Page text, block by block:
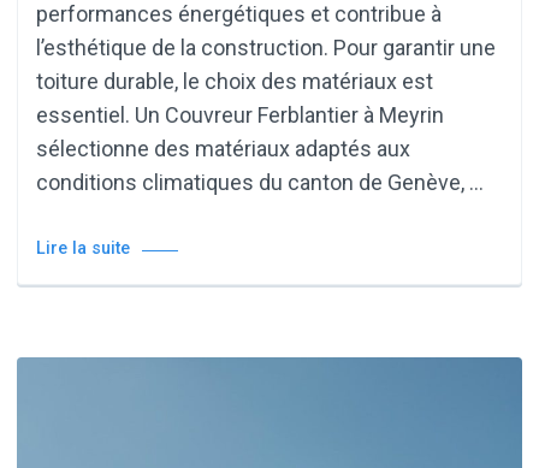
performances énergétiques et contribue à
l’esthétique de la construction. Pour garantir une
toiture durable, le choix des matériaux est
essentiel. Un Couvreur Ferblantier à Meyrin
sélectionne des matériaux adaptés aux
conditions climatiques du canton de Genève, …
Lire la suite